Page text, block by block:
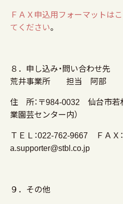
ＦＡＸ申込用フォーマットは
てください。
８．申し込み・問い合わせ先
荒井事業所 担当 阿部
住 所：〒984-0032 仙台市若
業園芸センター内）
ＴＥＬ：022-762-9667 ＦＡＸ
a.supporter@stbl.co.jp
９．その他